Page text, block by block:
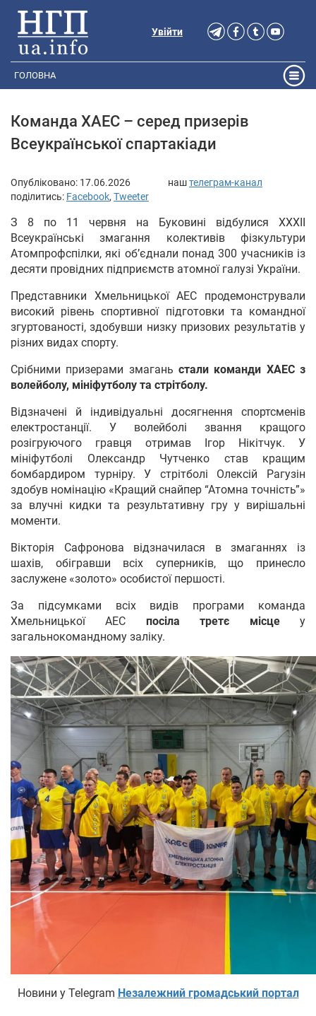
Увійти
ГОЛОВНА
Команда ХАЕС – серед призерів
Всеукраїнської спартакіади
Опубліковано: 17.06.2026 наштелеграм-канал
поділитись: Facebook, Tweeter
З 8 по 11 червня на Буковині відбулися XXXІІ
Всеукраїнські змагання колективів фізкультури
Атомпрофспілки, які об’єднали понад 300 учасників із
десяти провідних підприємств атомної галузі України.
Представники Хмельницької АЕС продемонстрували
високий рівень спортивної підготовки та командної
згуртованості, здобувши низку призових результатів у
різних видах спорту.
Срібними призерами змагань стали команди ХАЕС з
волейболу, мініфутболу та стрітболу.
Відзначені й індивідуальні досягнення спортсменів
електростанції. У волейболі звання кращого
розігруючого гравця отримав Ігор Нікітчук. У
мініфутболі Олександр Чутченко став кращим
бомбардиром турніру. У стрітболі Олексій Рагузін
здобув номінацію «Кращий снайпер “Атомна точність”»
за влучні кидки та результативну гру у вирішальні
моменти.
Вікторія Сафронова відзначилася в змаганнях із
шахів, обігравши всіх суперників, що принесло
заслужене «золото» особистої першості.
За підсумками всіх видів програми команда
Хмельницької АЕС посіла третє місцеу
загальнокомандному заліку.
Новини у Telegram Незалежний громадський портал